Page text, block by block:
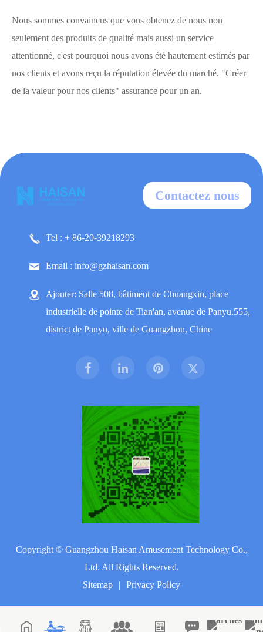
Nous sommes convaincus que vous obtenez de nous non
seulement des produits de qualité mais aussi un service
attentionné, c'est pourquoi nous avons été hautement estimés par
nos clients et avons reçu la réputation élevée du marché. "Créer
de la valeur pour nos clients" assurance pour un an.
Contactez nous
Tel : + 86-20-39218293
Email : info@gzhaisan.com
Ajouter: Salle 508, bâtiment de Chuangxin, place
industrielle de pointe de Tian'an, avenue de Panyu.555,
district de Panyu, ville de Guangzhou, Chine
Copyright © Guangzhou Haisan Amusement Technology Co.,
Ltd. All Rights Reserved.
Sitemap
| Privacy Policy